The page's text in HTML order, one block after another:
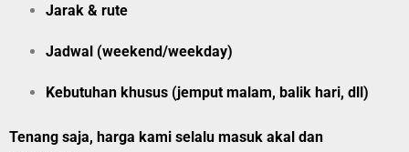
Jarak & rute
Jadwal (weekend/weekday)
Kebutuhan khusus (jemput malam, balik hari, dll)
Tenang saja, harga kami selalu masuk akal dan